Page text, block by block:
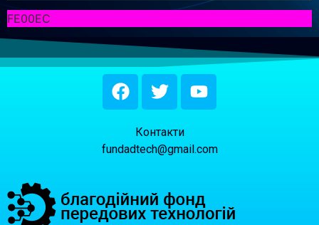
FE00EC
Контакти
fundadtech@gmail.com